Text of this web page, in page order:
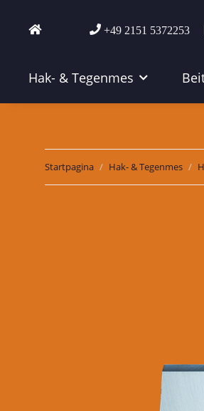
+49 2151 5372253
Hak- & Tegenmes
Startpagina Hak- & Tegenmes